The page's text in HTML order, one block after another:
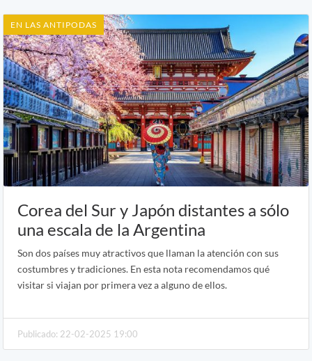
EN LAS ANTIPODAS
Corea del Sur y Japón distantes a sólo
una escala de la Argentina
Son dos países muy atractivos que llaman la atención con sus
costumbres y tradiciones. En esta nota recomendamos qué
visitar si viajan por primera vez a alguno de ellos.
Publicado: 22-02-2025 19:00